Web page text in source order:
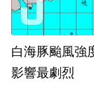
白海豚颱風強
影響最劇烈